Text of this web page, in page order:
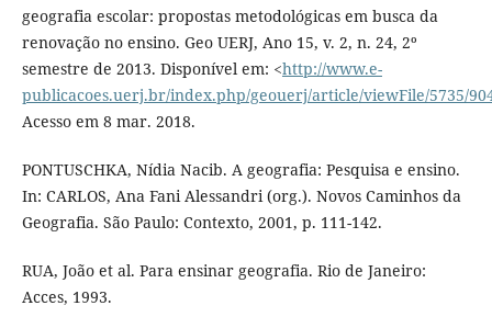
geografia escolar: propostas metodológicas em busca da
renovação no ensino. Geo UERJ, Ano 15, v. 2, n. 24, 2º
semestre de 2013. Disponível em: <http://www.e-
publicacoes.uerj.br/index.php/geouerj/article/viewFile/5735/
Acesso em 8 mar. 2018.
PONTUSCHKA, Nídia Nacib. A geografia: Pesquisa e ensino.
In: CARLOS, Ana Fani Alessandri (org.). Novos Caminhos da
Geografia. São Paulo: Contexto, 2001, p. 111-142.
RUA, João et al. Para ensinar geografia. Rio de Janeiro:
Acces, 1993.